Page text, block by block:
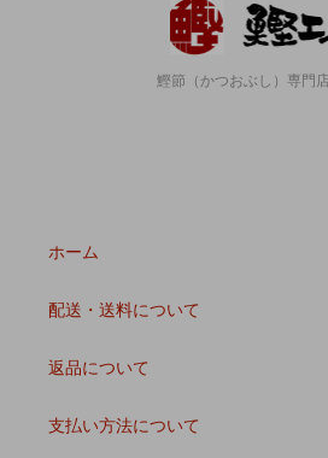
鰹節（かつおぶし）専門
ホーム
配送・送料について
返品について
支払い方法について